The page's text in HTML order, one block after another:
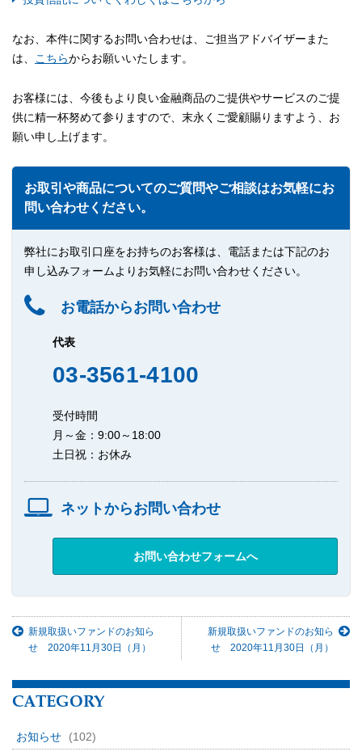
なお、本件に関するお問い合わせは、ご担当アドバイザーまた
は、
こちらからお願いいたします。
お客様には、今後もより良い金融商品のご提供やサービスのご提
供に精一杯努めて参りますので、末永くご愛顧賜りますよう、お
願い申し上げます。
お取引や商品についてのご質問やご相談はお気軽にお
問い合わせください。
弊社にお取引口座をお持ちのお客様は、電話または下記のお
申し込みフォームよりお気軽にお問い合わせください。
お電話からお問い合わせ
代表
03-3561-4100
受付時間
月～金：9:00～18:00
土日祝：お休み
ネットからお問い合わせ
お問い合わせフォームへ
新規取扱いファンドのお知ら
せ 2020年11月30日（月）
新規取扱いファンドのお知ら
せ 2020年11月30日（月）
CATEGORY
お知らせ (102)